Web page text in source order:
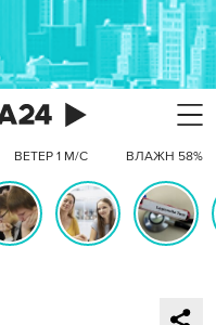
ВЕТЕР 1 М/С ВЛАЖН 58%